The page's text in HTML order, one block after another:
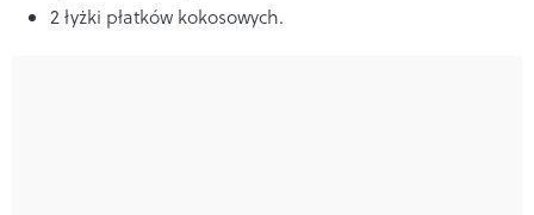
2 łyżki płatków kokosowych.